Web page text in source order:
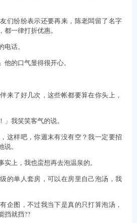
们纷纷表示还要再来，陈老闆留了名字
一律打折优惠。
话。
他的口气显得很开心。
来了好几次，这些帐都要算在你头上，
」我笑笑客气的说。
这样吧，你週末有没有空？我一定要招
。
上，我也蛮想再去泡温泉的。
的单人套房，可以在房里自己泡汤，我
企图，不过我当下是真的只打算泡汤，
挡就挡??